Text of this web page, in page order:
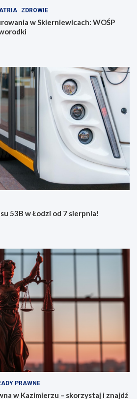
ZDROWIE
w Skierniewicach: WOŚP
53B w Łodzi od 7 sierpnia!
PRAWNE
w Kazimierzu – skorzystaj i znajdź